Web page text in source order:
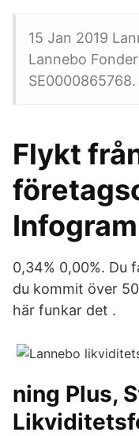
15 Jan 2019
Lannebo
SE0000865768.
Flykt
Infogram
0,34% 0,00%. Du
du kommit över
här funkar det .
ning Plus,